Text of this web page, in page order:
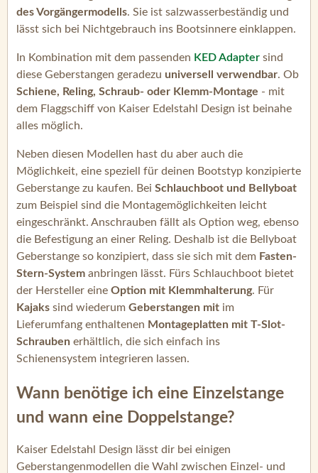
des Vorgängermodells. Sie ist salzwasserbeständig und
lässt sich bei Nichtgebrauch ins Bootsinnere einklappen.
In Kombination mit dem passenden KED Adapter sind
diese Geberstangen geradezu universell verwendbar. Ob
Schiene, Reling, Schraub- oder Klemm-Montage - mit
dem Flaggschiff von Kaiser Edelstahl Design ist beinahe
alles möglich.
Neben diesen Modellen hast du aber auch die
Möglichkeit, eine speziell für deinen Bootstyp konzipierte
Geberstange zu kaufen. Bei Schlauchboot und Bellyboat
zum Beispiel sind die Montagemöglichkeiten leicht
eingeschränkt. Anschrauben fällt als Option weg, ebenso
die Befestigung an einer Reling. Deshalb ist die Bellyboat
Geberstange so konzipiert, dass sie sich mit dem Fasten-
Stern-System anbringen lässt. Fürs Schlauchboot bietet
der Hersteller eine Option mit Klemmhalterung. Für
Kajaks sind wiederum Geberstangen mit im
Lieferumfang enthaltenen Montageplatten mit T-Slot-
Schrauben erhältlich, die sich einfach ins
Schienensystem integrieren lassen.
Wann benötige ich eine Einzelstange
und wann eine Doppelstange?
Kaiser Edelstahl Design lässt dir bei einigen
Geberstangenmodellen die Wahl zwischen Einzel- und